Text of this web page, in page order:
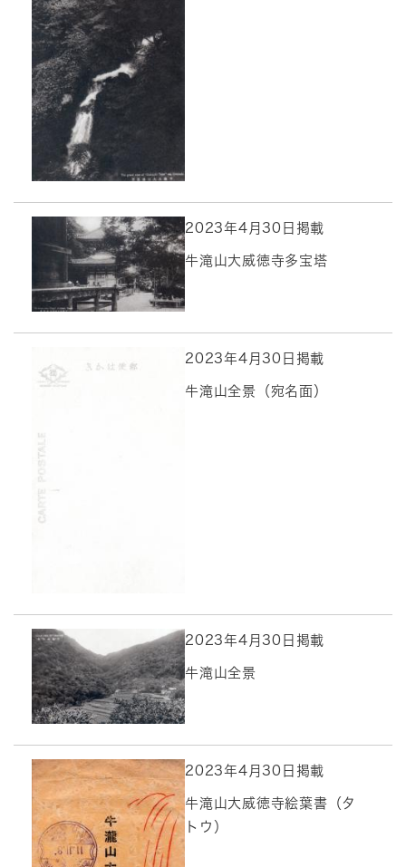
2023年4月30日掲載
牛滝山大威徳寺多宝塔
2023年4月30日掲載
牛滝山全景（宛名面）
2023年4月30日掲載
牛滝山全景
2023年4月30日掲載
牛滝山大威徳寺絵葉書（タ
トウ）